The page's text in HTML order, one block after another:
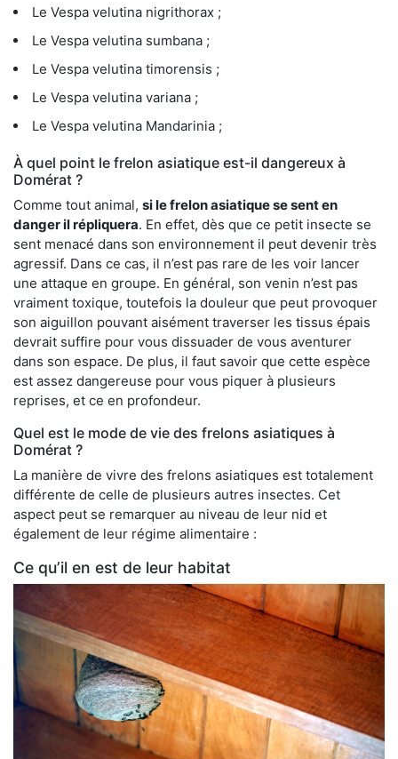
Le Vespa velutina nigrithorax ;
Le Vespa velutina sumbana ;
Le Vespa velutina timorensis ;
Le Vespa velutina variana ;
Le Vespa velutina Mandarinia ;
À quel point le frelon asiatique est-il dangereux à
Domérat ?
Comme tout animal, si le frelon asiatique se sent en
danger il répliquera. En effet, dès que ce petit insecte se
sent menacé dans son environnement il peut devenir très
agressif. Dans ce cas, il n’est pas rare de les voir lancer
une attaque en groupe. En général, son venin n’est pas
vraiment toxique, toutefois la douleur que peut provoquer
son aiguillon pouvant aisément traverser les tissus épais
devrait suffire pour vous dissuader de vous aventurer
dans son espace. De plus, il faut savoir que cette espèce
est assez dangereuse pour vous piquer à plusieurs
reprises, et ce en profondeur.
Quel est le mode de vie des frelons asiatiques à
Domérat ?
La manière de vivre des frelons asiatiques est totalement
différente de celle de plusieurs autres insectes. Cet
aspect peut se remarquer au niveau de leur nid et
également de leur régime alimentaire :
Ce qu’il en est de leur habitat